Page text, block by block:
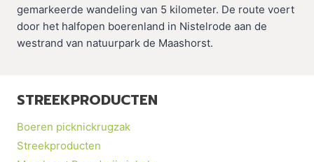
gemarkeerde wandeling van 5 kilometer. De route voert
door het halfopen boerenland in Nistelrode aan de
westrand van natuurpark de Maashorst.
STREEKPRODUCTEN
Boeren picknickrugzak
Streekproducten